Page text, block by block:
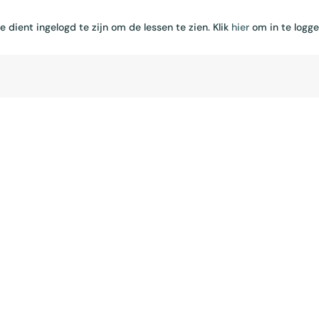
dient ingelogd te zijn om de lessen te zien. Klik hierom in te